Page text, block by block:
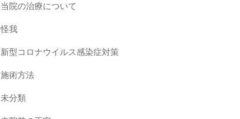
当院の治療について
怪我
新型コロナウイルス感染症対策
施術方法
未分類